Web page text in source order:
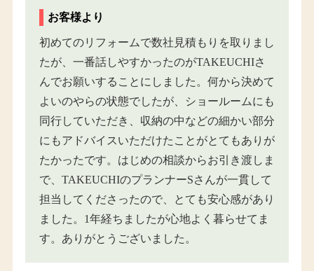
お客様より
初めてのリフォームで数社見積もりを取りまし
たが、一番話しやすかったのがTAKEUCHIさ
んでお願いすることにしました。何から決めて
よいのやらの状態でしたが、ショールームにも
同行していただき、収納の中などの細かい部分
にもアドバイスいただけたことがとてもありが
たかったです。はじめの相談からお引き渡しま
で、TAKEUCHIのプランナーSさんが一貫して
担当してくださったので、とても安心感があり
ました。1年経ちましたが心地よく暮らせてま
す。ありがとうございました。